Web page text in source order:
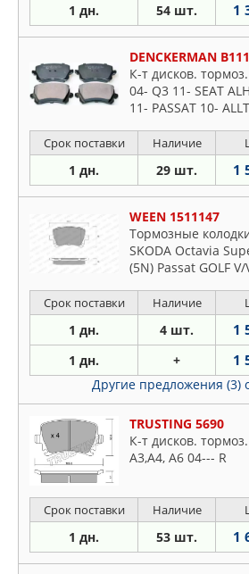
1 дн. 54 шт. 1
DENCKERMAN
К-т дисков.
04- Q3 11- SEAT
11- PASSAT 10-
Срок поставки Наличие
1 дн. 29 шт. 1
WEEN 1511147
Тормозные
SKODA Octavia
(5N) Passat GOLF V/
Срок поставки Наличие
1 дн. 4 шт. 1
1 дн. + 1
Другие предложения (3)
TRUSTING 5690
К-т дисков.
А3,А4, А6 04--- R
Срок поставки Наличие
1 дн. 53 шт. 1